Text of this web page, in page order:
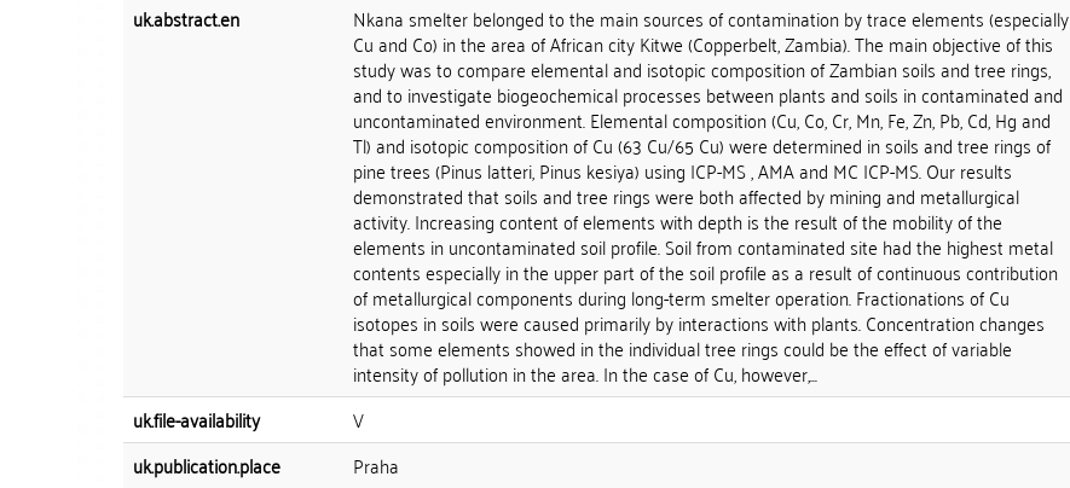
uk.abstract.en Nkana smelter belonged to the main sources of contamination by trace elements (especially
Cu and Co) in the area of African city Kitwe (Copperbelt, Zambia). The main objective of this
study was to compare elemental and isotopic composition of Zambian soils and tree rings,
and to investigate biogeochemical processes between plants and soils in contaminated and
uncontaminated environment. Elemental composition (Cu, Co, Cr, Mn, Fe, Zn, Pb, Cd, Hg and
Tl) and isotopic composition of Cu (63 Cu/65 Cu) were determined in soils and tree rings of
pine trees (Pinus latteri, Pinus kesiya) using ICP-MS , AMA and MC ICP-MS. Our results
demonstrated that soils and tree rings were both affected by mining and metallurgical
activity. Increasing content of elements with depth is the result of the mobility of the
elements in uncontaminated soil profile. Soil from contaminated site had the highest metal
contents especially in the upper part of the soil profile as a result of continuous contribution
of metallurgical components during long-term smelter operation. Fractionations of Cu
isotopes in soils were caused primarily by interactions with plants. Concentration changes
that some elements showed in the individual tree rings could be the effect of variable
intensity of pollution in the area. In the case of Cu, however,...
uk.file-availability
V
uk.publication.place
Praha